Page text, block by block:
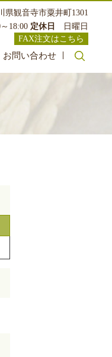
県観音寺市粟井町1301
18:00 定休日
日曜日
FAX注文はこちら
お問い合わせ